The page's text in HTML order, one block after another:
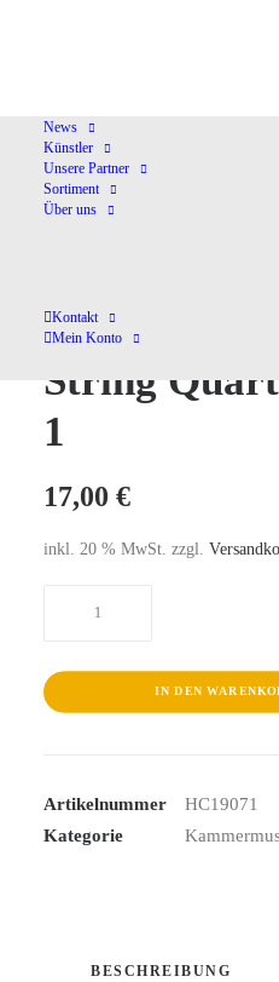
News
Künstler
Unsere Partner
Sortiment
Über uns
Kontakt
Mein Konto
Schubert
String
1
17,00 €
inkl. 20 % MwSt. zzgl.
The
Menge
IN DEN
Artikelnummer
HC19071
Kategorie
BESCHREIBUNG